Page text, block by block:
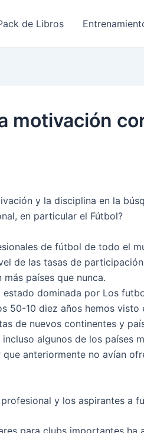
de Libros
motivación
y la disciplina en la
en particular el Fútbol?
de fútbol de todo el
de las tasas de
países que nunca.
dominada por Los
50-10 diez años hemos visto
de nuevos continentes y
algunos de los países
anteriormente no avían
y los aspirantes a